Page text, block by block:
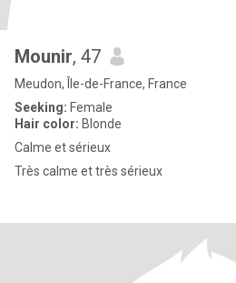
Mounir, 47
Meudon, Île-de-France, France
Seeking: Female
Hair color: Blonde
Calme et sérieux
Très calme et très sérieux